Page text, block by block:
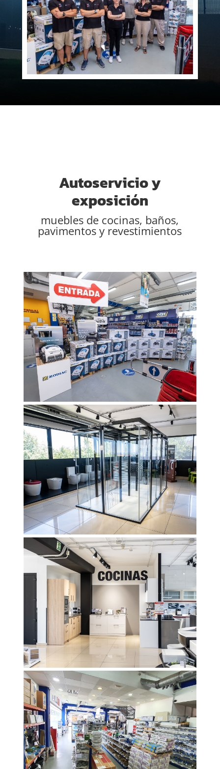
Autoservicio y
exposición
muebles de cocinas, baños,
pavimentos y revestimientos